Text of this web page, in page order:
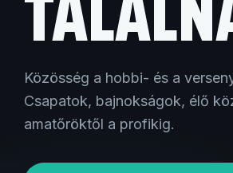
Közösség a hobbi- és a
Csapatok, bajnokságok, élő
amatőröktől a profikig.